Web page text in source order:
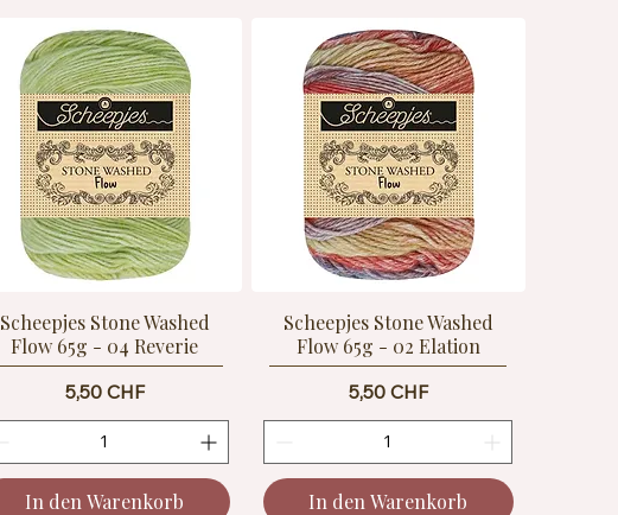
Scheepjes Stone Washed
Flow 65g - 04 Reverie
Preis
5,50 CHF
In den Warenkorb
Scheepjes Stone Washed
Flow 65g - 02 Elation
Preis
5,50 CHF
In den Warenkorb